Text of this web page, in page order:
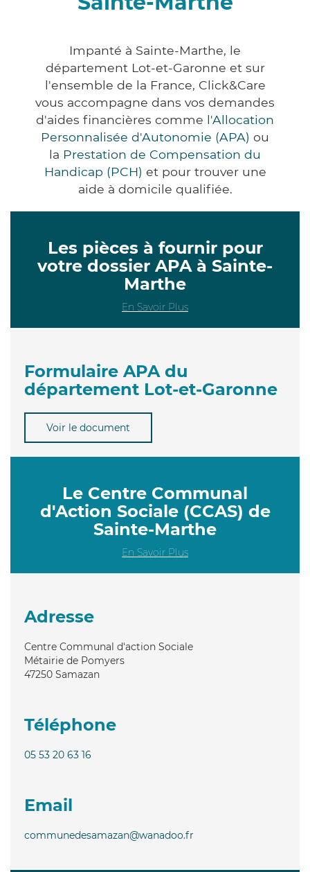
Impanté à Sainte-Marthe, le
département Lot-et-Garonne et sur
l'ensemble de la France, Click&Care
vous accompagne dans vos demandes
d'aides financières comme l'Allocation
Personnalisée d'Autonomie (APA) ou
la Prestation de Compensation du
Handicap (PCH) et pour trouver une
aide à domicile qualifiée.
Les pièces à fournir pour
votre dossier APA à Sainte-
Marthe
En Savoir Plus
Formulaire APA du
département Lot-et-Garonne
Voir le document
Le Centre Communal
d'Action Sociale (CCAS) de
Sainte-Marthe
En Savoir Plus
Adresse
Centre Communal d'action Sociale
Métairie de Pomyers
47250 Samazan
Téléphone
05 53 20 63 16
Email
communedesamazan@wanadoo.fr